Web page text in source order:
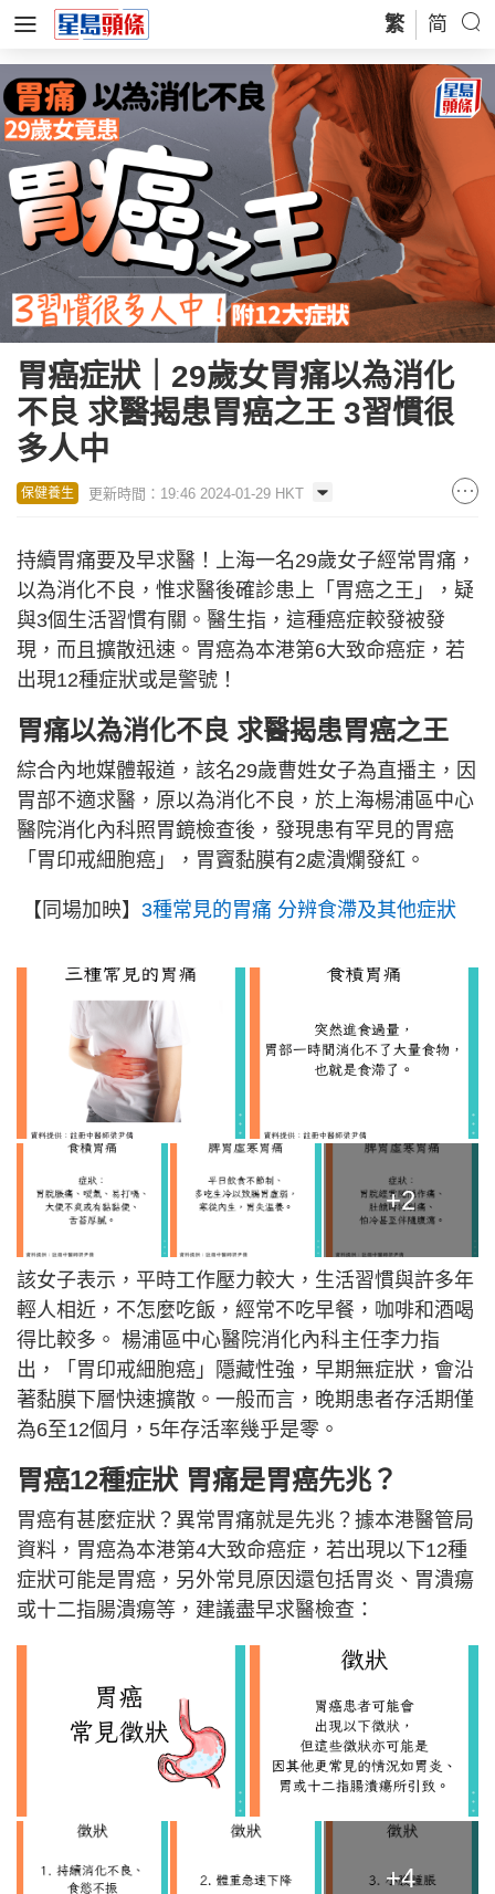
繁 简
胃癌症狀｜29歲女胃痛以為消化
不良 求醫揭患胃癌之王 3習慣很
多人中
保健養生 更新時間：19:46 2024-01-29 HKT
持續胃痛要及早求醫！上海一名29歲女子經常胃痛，
以為消化不良，惟求醫後確診患上「胃癌之王」，疑
與3個生活習慣有關。醫生指，這種癌症較發被發
現，而且擴散迅速。胃癌為本港第6大致命癌症，若
出現12種症狀或是警號！
胃痛以為消化不良 求醫揭患胃癌之王
綜合內地媒體報道，該名29歲曹姓女子為直播主，因
胃部不適求醫，原以為消化不良，於上海楊浦區中心
醫院消化內科照胃鏡檢查後，發現患有罕見的胃癌
「胃印戒細胞癌」，胃竇黏膜有2處潰爛發紅。
【同場加映】 3種常見的胃痛 分辨食滯及其他症狀
+2
該女子表示，平時工作壓力較大，生活習慣與許多年
輕人相近，不怎麼吃飯，經常不吃早餐，咖啡和酒喝
得比較多。 楊浦區中心醫院消化內科主任李力指
出，「胃印戒細胞癌」隱藏性強，早期無症狀，會沿
著黏膜下層快速擴散。一般而言，晚期患者存活期僅
為6至12個月，5年存活率幾乎是零。
胃癌12種症狀 胃痛是胃癌先兆？
胃癌有甚麼症狀？異常胃痛就是先兆？據本港醫管局
資料，胃癌為本港第4大致命癌症，若出現以下12種
症狀可能是胃癌，另外常見原因還包括胃炎、胃潰瘍
或十二指腸潰瘍等，建議盡早求醫檢查：
+4